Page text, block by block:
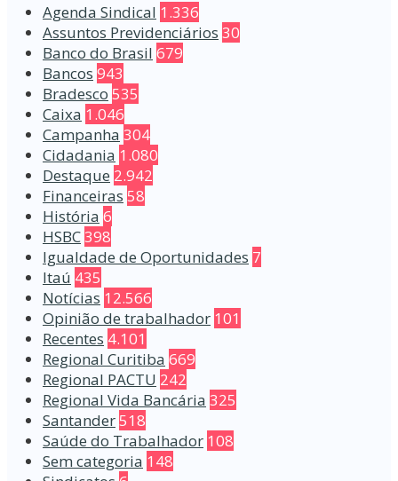
Agenda Sindical 1.336
Assuntos Previdenciários 30
Banco do Brasil 679
Bancos 943
Bradesco 535
Caixa 1.046
Campanha 304
Cidadania 1.080
Destaque 2.942
Financeiras 58
História 6
HSBC398
Igualdade de Oportunidades 7
Itaú 435
Notícias 12.566
Opinião de trabalhador 101
Recentes 4.101
Regional Curitiba 669
Regional PACTU 242
Regional Vida Bancária 325
Santander518
Saúde do Trabalhador 108
Sem categoria 148